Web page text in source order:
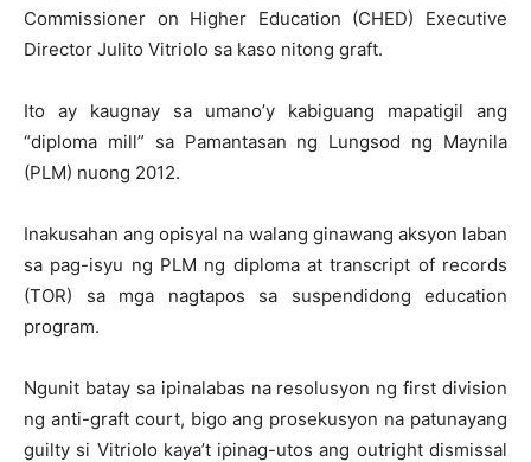
Commissioner on Higher Education (CHED) Executive
Director Julito Vitriolo sa kaso nitong graft.
Ito ay kaugnay sa umano’y kabiguang mapatigil ang
“diploma mill” sa Pamantasan ng Lungsod ng Maynila
(PLM) nuong 2012.
Inakusahan ang opisyal na walang ginawang aksyon laban
sa pag-isyu ng PLM ng diploma at transcript of records
(TOR) sa mga nagtapos sa suspendidong education
program.
Ngunit batay sa ipinalabas na resolusyon ng first division
ng anti-graft court, bigo ang prosekusyon na patunayang
guilty si Vitriolo kaya’t ipinag-utos ang outright dismissal